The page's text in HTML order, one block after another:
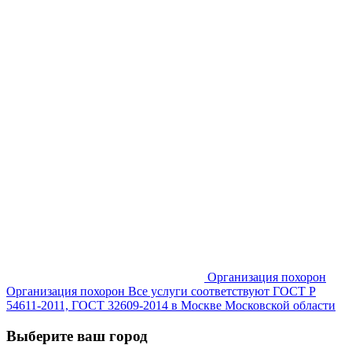
Организация похорон
Организация похорон Все услуги соответствуют ГОСТ Р
54611-2011, ГОСТ 32609-2014 в Москве Московской области
Выберите ваш город